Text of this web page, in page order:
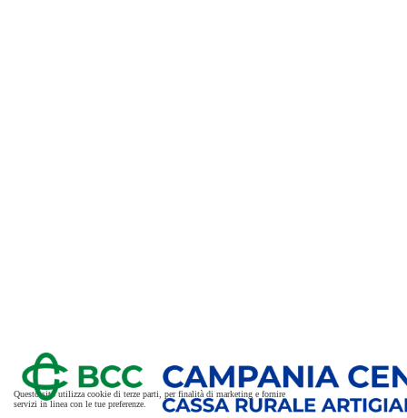
Questo sito utilizza cookie di terze parti, per finalità di marketing e fornire
servizi in linea con le tue preferenze.